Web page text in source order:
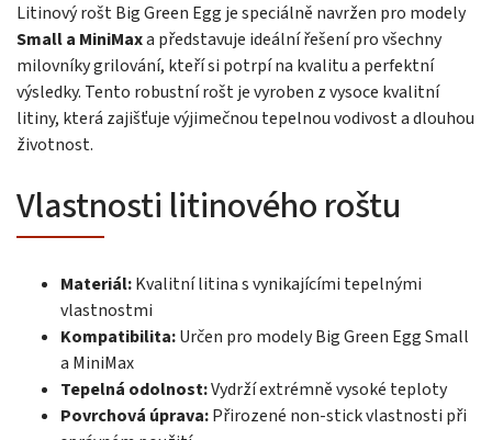
Litinový rošt Big Green Egg je speciálně navržen pro modely
Small a MiniMaxa představuje ideální řešení pro všechny
milovníky grilování, kteří si potrpí na kvalitu a perfektní
výsledky. Tento robustní rošt je vyroben z vysoce kvalitní
litiny, která zajišťuje výjimečnou tepelnou vodivost a dlouhou
životnost.
Vlastnosti litinového roštu
Materiál:Kvalitní litina s vynikajícími tepelnými
vlastnostmi
Kompatibilita:Určen pro modely Big Green Egg Small
a MiniMax
Tepelná odolnost:Vydrží extrémně vysoké teploty
Povrchová úprava:Přirozené non-stick vlastnosti při